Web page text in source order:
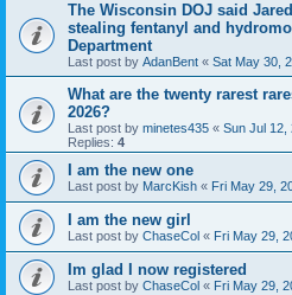
The Wisconsin DOJ said
stealing fentanyl and
Department
Last post by AdanBent « Sat May 30,
What are the twenty rarest
2026?
Last post by minetes435 « Sun Jul 12,
Replies: 4
I am the new one
Last post by MarcKish « Fri May 29,
I am the new girl
Last post by ChaseCol « Fri May 29,
Im glad I now registered
Last post by ChaseCol « Fri May 29,